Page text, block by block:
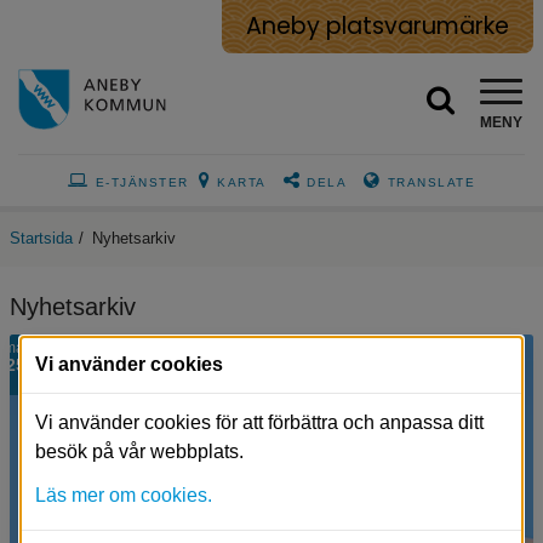
Aneby platsvarumärke
MENY
E-TJÄNSTER KARTA DELA TRANSLATE
Startsida / Nyhetsarkiv
Nyhetsarkiv
mar
25
En
illustrerad
jordglob
håller
Vi använder cookies
Vi använder cookies för att förbättra och anpassa ditt
besök på vår webbplats.
Läs mer om cookies.